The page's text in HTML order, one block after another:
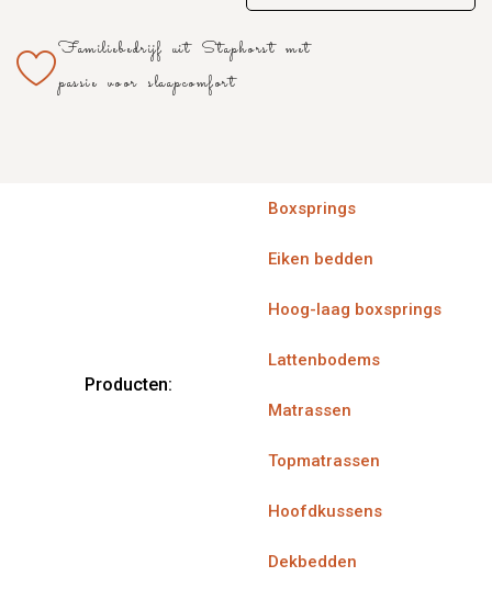
Familiebedrijf uit Staphorst met
passie voor slaapcomfort
Producten:
Boxsprings
Eiken bedden
Hoog-laag boxsprings
Lattenbodems
Matrassen
Topmatrassen
Hoofdkussens
Dekbedden